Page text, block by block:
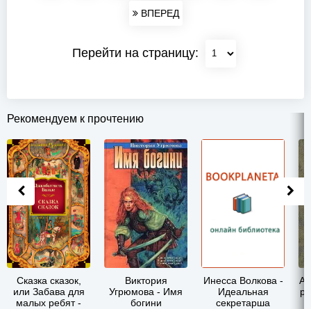
ВПЕРЕД
Перейти на страницу:
Рекомендуем к прочтению
Сказка сказок,
или Забава для
малых ребят -
Виктория
Угрюмова - Имя
богини
Инесса Волкова -
Идеальная
секретарша